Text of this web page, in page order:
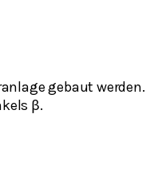
gebaut werden.
β.